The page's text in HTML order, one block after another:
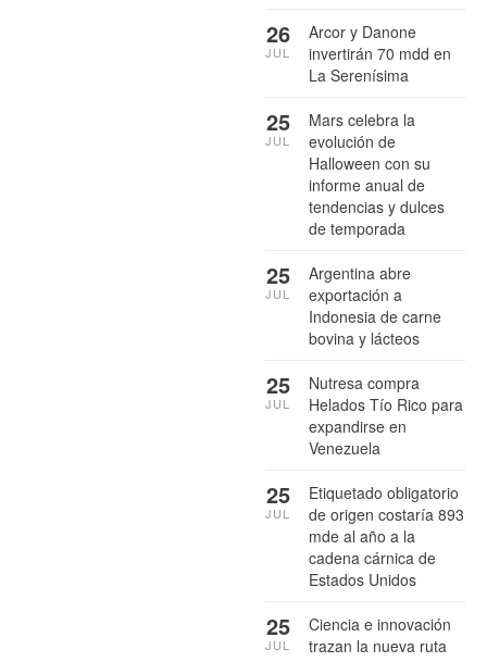
Arcor y Danone
invertirán 70 mdd en
La Serenísima
26
JUL
Mars celebra la
evolución de
Halloween con su
informe anual de
tendencias y dulces
de temporada
25
JUL
Argentina abre
exportación a
Indonesia de carne
bovina y lácteos
25
JUL
Nutresa compra
Helados Tío Rico para
expandirse en
Venezuela
25
JUL
Etiquetado obligatorio
de origen costaría 893
mde al año a la
cadena cárnica de
Estados Unidos
25
JUL
Ciencia e innovación
trazan la nueva ruta
25
JUL